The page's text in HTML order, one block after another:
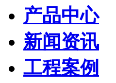
产品中心
新闻资讯
工程案例